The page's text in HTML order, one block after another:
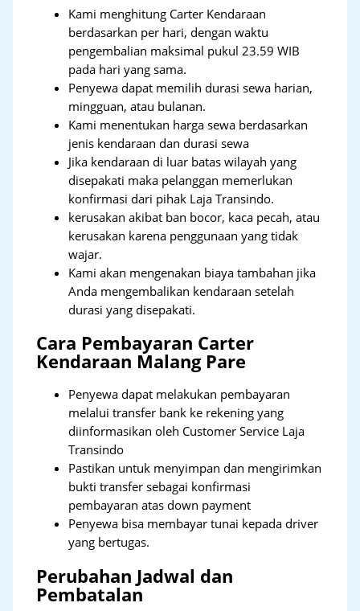
Kami menghitung Carter Kendaraan
berdasarkan per hari, dengan waktu
pengembalian maksimal pukul 23.59 WIB
pada hari yang sama.
Penyewa dapat memilih durasi sewa harian,
mingguan, atau bulanan.
Kami menentukan harga sewa berdasarkan
jenis kendaraan dan durasi sewa
Jika kendaraan di luar batas wilayah yang
disepakati maka pelanggan memerlukan
konfirmasi dari pihak Laja Transindo.
kerusakan akibat ban bocor, kaca pecah, atau
kerusakan karena penggunaan yang tidak
wajar.
Kami akan mengenakan biaya tambahan jika
Anda mengembalikan kendaraan setelah
durasi yang disepakati.
Cara Pembayaran Carter
Kendaraan Malang Pare
Penyewa dapat melakukan pembayaran
melalui transfer bank ke rekening yang
diinformasikan oleh Customer Service Laja
Transindo
Pastikan untuk menyimpan dan mengirimkan
bukti transfer sebagai konfirmasi
pembayaran atas down payment
Penyewa bisa membayar tunai kepada driver
yang bertugas.
Perubahan Jadwal dan
Pembatalan